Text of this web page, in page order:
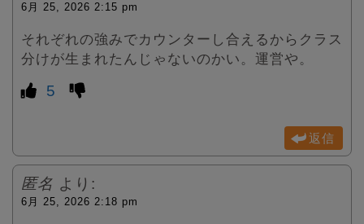
6月 25, 2026 2:15 pm
それぞれの強みでカウンターし合えるからクラス
分けが生まれたんじゃないのかい。運営や。
5
返信
匿名 より:
6月 25, 2026 2:18 pm